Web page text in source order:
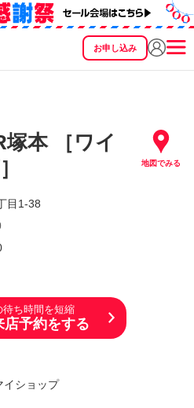
お申し込み
本 ［ワイ
地図でみる
目1‐38
待ち時間を短縮
店予約をする
イショップ